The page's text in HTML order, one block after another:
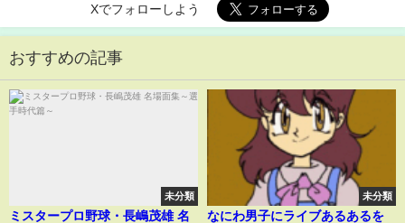
Xでフォローしよう
おすすめの記事
未分類
ミスタープロ野球・長嶋茂雄 名
未分類
なにわ男子にライブあるあるを